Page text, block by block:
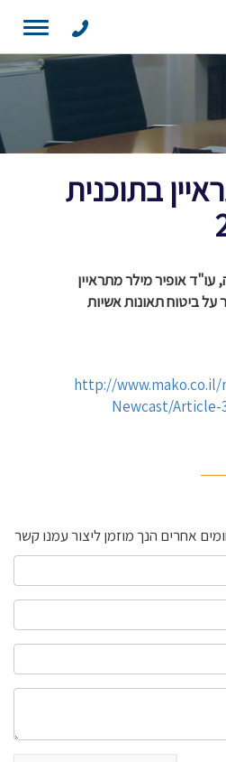
Toggle
בתוכנית
אופיר מילר מתראיין
בערוץ 2 ומדבר על ביטוח תאונות אשיות
http://www.mako.co.il/
Newcast/Article-
אחרים הנך מוזמן ליצור עמנו קשר